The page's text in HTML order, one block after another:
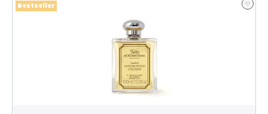
Bestseller